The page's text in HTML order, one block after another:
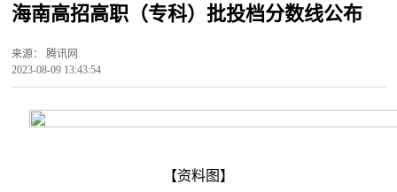
海南高招高职（专科）批投档分数线公布
来源： 腾讯网
2023-08-09 13:43:54
【资料图】